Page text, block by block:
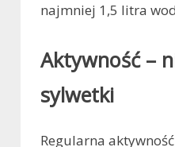
najmniej 1,5 litra
Aktywność –
sylwetki
Regularna